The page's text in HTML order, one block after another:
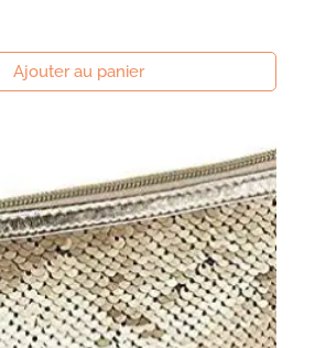
Ajouter au panier